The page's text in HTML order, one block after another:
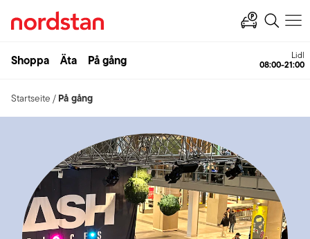
Shoppa Äta På gång Ahlsell
Öffnet
Startseite / På gång